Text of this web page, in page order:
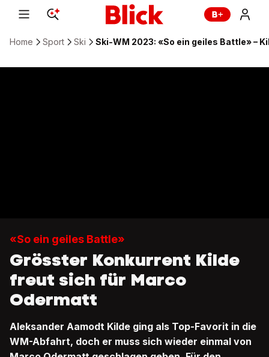
Home Sport Ski Ski-WM 2023: «So ein geiles Battle» –
«So ein geiles Battle»
Grösster Konkurrent Kilde
freut sich für Marco
Odermatt
Aleksander Aamodt Kilde ging als Top-Favorit in die
WM-Abfahrt, doch er muss sich wieder einmal von